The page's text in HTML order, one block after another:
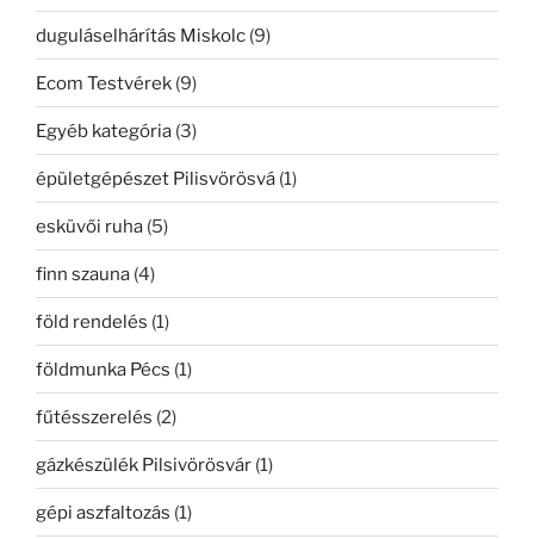
duguláselhárítás Miskolc (9)
Ecom Testvérek (9)
Egyéb kategória (3)
épületgépészet Pilisvörösvá (1)
esküvői ruha (5)
finn szauna (4)
föld rendelés (1)
földmunka Pécs (1)
fűtésszerelés (2)
gázkészülék Pilsivörösvár (1)
gépi aszfaltozás (1)